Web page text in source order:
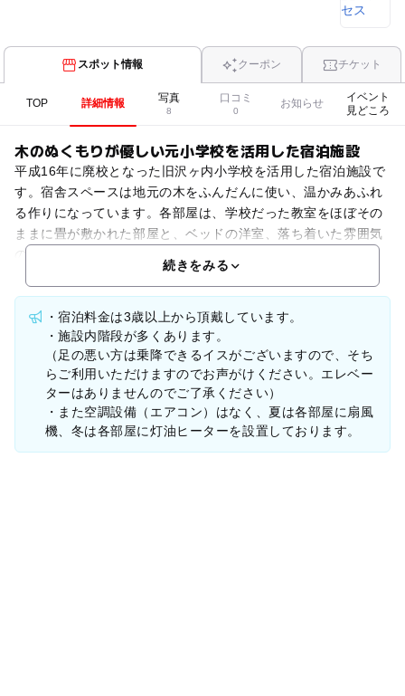
スポット情報 クーポン チケット
TOP 詳細情報 写真
8
口コミ
0
お知らせ
イベント
見どころ
木のぬくもりが優しい元小学校を活用した宿泊施設
平成16年に廃校となった旧沢ヶ内小学校を活用した宿泊施設で
す。宿舎スペースは地元の木をふんだんに使い、温かみあふれ
る作りになっています。各部屋は、学校だった教室をほぼその
ままに畳が敷かれた部屋と、ベッドの洋室、落ち着いた雰囲気
の和室があり最大30名が宿泊可能。すぐ目の前を流れる汗
続きをみる
・宿泊料金は3歳以上から頂戴しています。
・施設内階段が多くあります。
（足の悪い方は乗降できるイスがございますので、そち
らご利用いただけますのでお声がけください。エレベー
ターはありませんのでご了承ください）
・また空調設備（エアコン）はなく、夏は各部屋に扇風
機、冬は各部屋に灯油ヒーターを設置しております。